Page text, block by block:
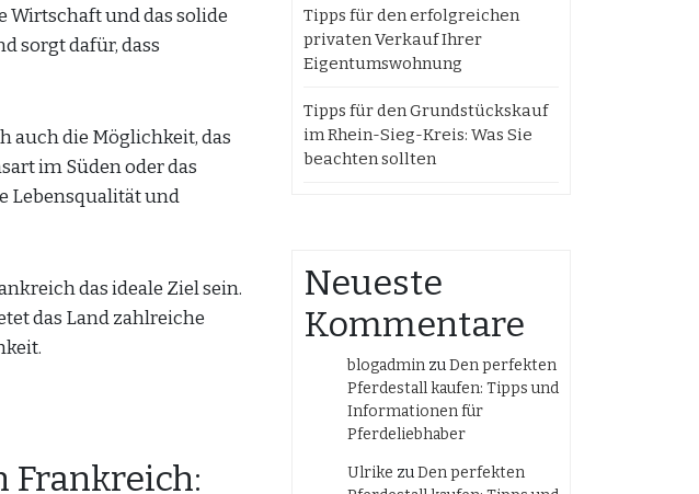
und das solide
sorgt dafür, dass
auch die Möglichkeit, das
im Süden oder das
Lebensqualität und
das ideale Ziel sein.
das Land zahlreiche
Tipps für den erfolgreichen
privaten Verkauf Ihrer
Eigentumswohnung
Tipps für den Grundstückskauf
im Rhein-Sieg-Kreis: Was Sie
beachten sollten
Neueste
Kommentare
blogadmin zuDen perfekten
Pferdestall kaufen: Tipps und
Informationen für
Pferdeliebhaber
Ulrike zuDen perfekten